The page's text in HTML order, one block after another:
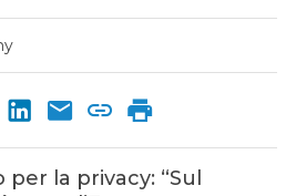
la privacy: “Sul